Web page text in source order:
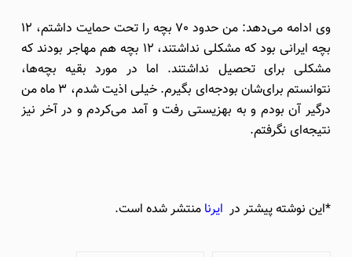
وی ادامه می‌دهد: من حدود 70 بچه را تحت حمایت داشتم، 12
بچه ایرانی بود که مشکلی نداشتند، 12 بچه هم مهاجر بودند که
مشکلی برای تحصیل نداشتند. اما در مورد بقیه بچه‌ها،
نتوانستم برای‌شان بودجه‌ای بگیرم. خیلی اذیت شدم، 3 ماه من
درگیر آن بودم و به بهزیستی رفت و آمد می‌کردم و در آخر نیز
نتیجه‌ای نگرفتم.
*این نوشته پیشتر در ایرنا منتشر شده است.